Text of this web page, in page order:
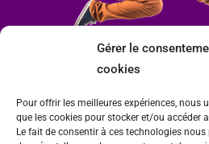
Gérer le
cookies
Pour offrir les meilleures expériences, nous
que les cookies pour stocker et/ou accéder
Le fait de consentir à ces technologies